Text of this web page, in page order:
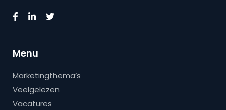
Menu
Marketingthema’s
Veelgelezen
Vacatures